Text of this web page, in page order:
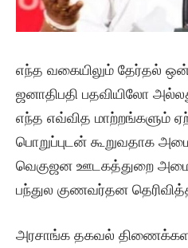
எந்த வகையிலும் தேர்தல்
ஜனாதிபதி பதவியிலோ
எந்த எவ்வித மாற்றங்களும்
பொறுப்புடன் கூறுவதாக
வெகுஜன ஊடகத்துறை
பந்துல குணவர்தன
அரசாங்க தகவல்